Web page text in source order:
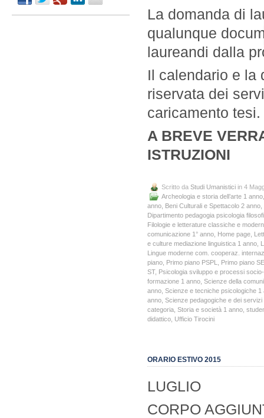
La domanda di
qualunque
laureandi dalla
Il calendario e la
riservata dei
caricamento tesi.
A BREVE
ISTRUZIONI
Scritto da Studi Umanistici in 4
Archeologia e storia dell’arte 1 anno
anno Beni Culturali e Spettacolo 2 anno
Dipartimento pedagogia psicologia
Filologie e letterature classiche e
comunicazione 1° anno Home page
e culture mediazione linguistica 1 anno
Lingue moderne com. cooperaz.
piano Primo piano PSPL
Primo piano
ST, Psicologia sviluppo e processi
formazione 1 anno Scienze della
anno Scienze e tecniche psicologiche 1
anno Scienze pedagogiche e dei
categoria Storia e società 1 anno
didattico Ufficio Tirocini
ORARIO ESTIVO 2015
LUGLIO
CORPO